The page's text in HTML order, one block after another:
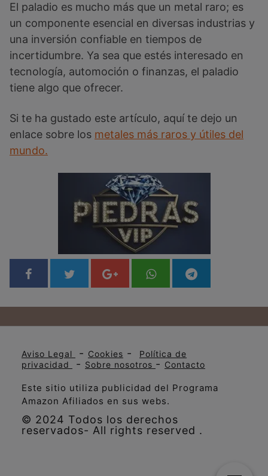
El paladio es mucho más que un metal raro; es
un componente esencial en diversas industrias y
una inversión confiable en tiempos de
incertidumbre. Ya sea que estés interesado en
tecnología, automoción o finanzas, el paladio
tiene algo que ofrecer.
Si te ha gustado este artículo, aquí te dejo un
enlace sobre los metales más raros y útiles del
mundo.
Aviso Legal - Cookies -
Política de
privacidad
- Sobre nosotros - Contacto
Este sitio utiliza publicidad del Programa
Amazon Afiliados en sus webs.
© 2024 Todos los derechos
reservados- All rights reserved .